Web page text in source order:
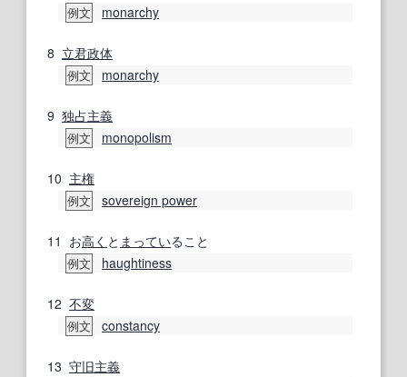
例文 monarchy
8 立君政体
例文 monarchy
9 独占主義
例文 monopolism
10 主権
例文 sovereign power
11 お高く と まっていること
例文 haughtiness
12 不変
例文 constancy
13 守旧主義